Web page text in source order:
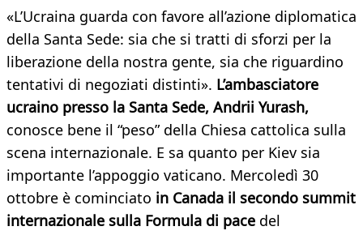
«L’Ucraina guarda con favore all’azione diplomatica
della Santa Sede: sia che si tratti di sforzi per la
liberazione della nostra gente, sia che riguardino
tentativi di negoziati distinti». L’ambasciatore
ucraino presso la Santa Sede, Andrii Yurash,
conosce bene il “peso” della Chiesa cattolica sulla
scena internazionale. E sa quanto per Kiev sia
importante l’appoggio vaticano. Mercoledì 30
ottobre è cominciato in Canada il secondo summit
internazionale sulla Formula di pace del